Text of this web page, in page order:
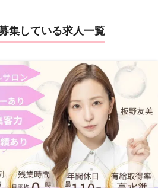
集している求人一覧